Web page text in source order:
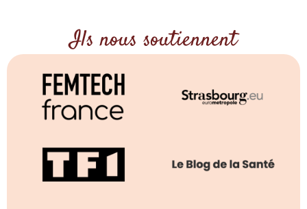
Ils nous soutiennent